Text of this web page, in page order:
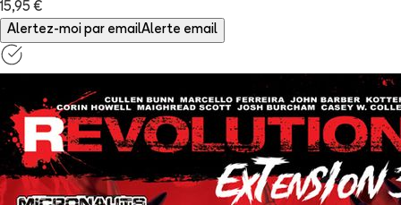
15,95 €
Alertez-moi par emailAlerte email